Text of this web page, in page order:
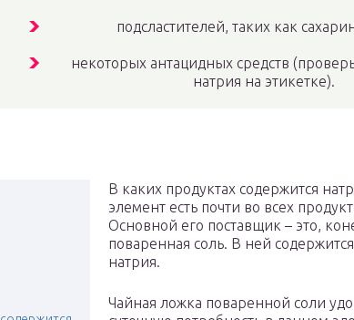
подсластителей, таких как
некоторых антацидных средств
натрия на этикетке).
В каких продуктах содержится
элемент есть почти во всех
Основной его поставщик – это,
поваренная соль. В ней
натрия.
Чайная ложка поваренной соли